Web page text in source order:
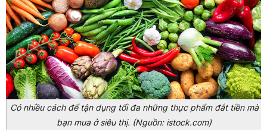
Có nhiều cách để tận dụng tối đa những thực phẩm đắt tiền mà
bạn mua ở siêu thị. (Nguồn: istock.com)